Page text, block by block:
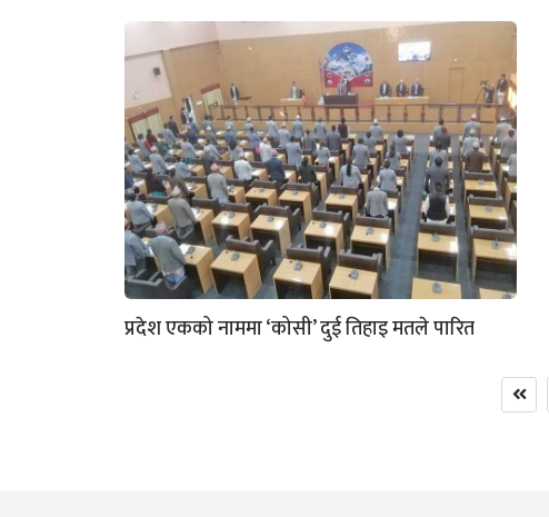
प्रदेश एकको नाममा ‘कोसी’ दुई तिहाइ मतले पारित